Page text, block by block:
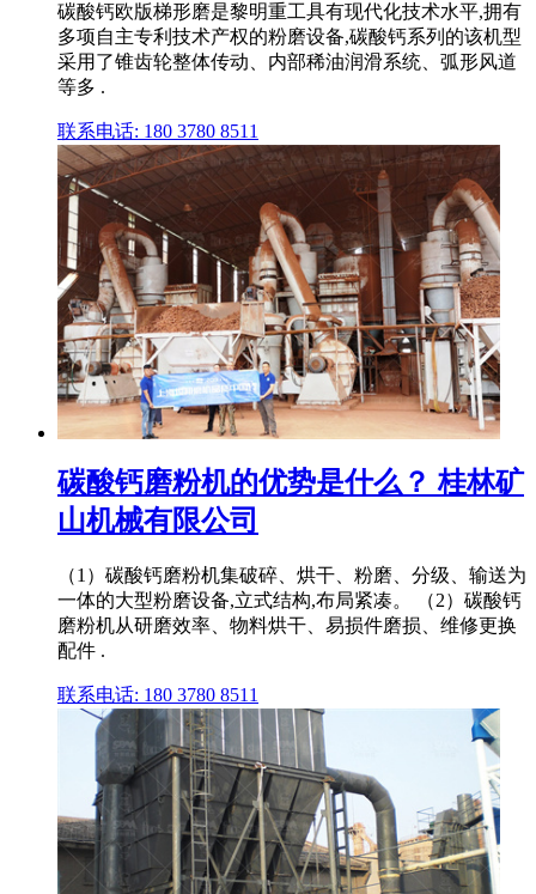
碳酸钙欧版梯形磨是黎明重工具有现代化技术水平,拥有
多项自主专利技术产权的粉磨设备,碳酸钙系列的该机型
采用了锥齿轮整体传动、内部稀油润滑系统、弧形风道
等多 .
联系电话: 180 3780 8511
碳酸钙磨粉机的优势是什么？ 桂林矿
山机械有限公司
（1）碳酸钙磨粉机集破碎、烘干、粉磨、分级、输送为
一体的大型粉磨设备,立式结构,布局紧凑。 （2）碳酸钙
磨粉机从研磨效率、物料烘干、易损件磨损、维修更换
配件 .
联系电话: 180 3780 8511